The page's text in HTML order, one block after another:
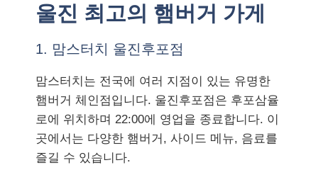
울진 최고의 햄버거 가게
1. 맘스터치 울진후포점
맘스터치는 전국에 여러 지점이 있는 유명한
햄버거 체인점입니다. 울진후포점은 후포삼율
로에 위치하며 22:00에 영업을 종료합니다. 이
곳에서는 다양한 햄버거, 사이드 메뉴, 음료를
즐길 수 있습니다.